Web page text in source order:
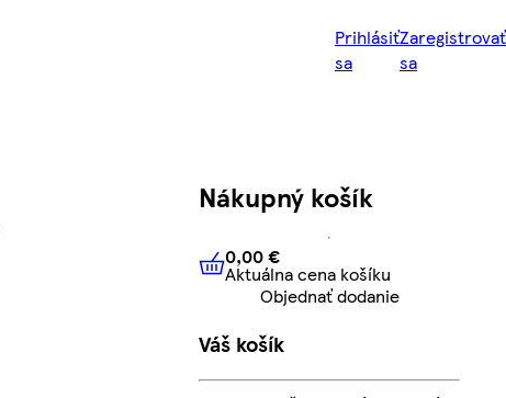
Prihlásiť
sa
Zaregistrovať
sa
Nákupný košík
0,00 € Aktuálna cena košíku
0,00 €
Aktuálna cena košíku
Objednať dodanie
Váš košík